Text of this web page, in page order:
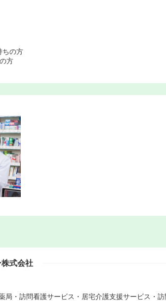
ちの方
方
株式会社
局・訪問看護サービス・居宅介護支援サービス・